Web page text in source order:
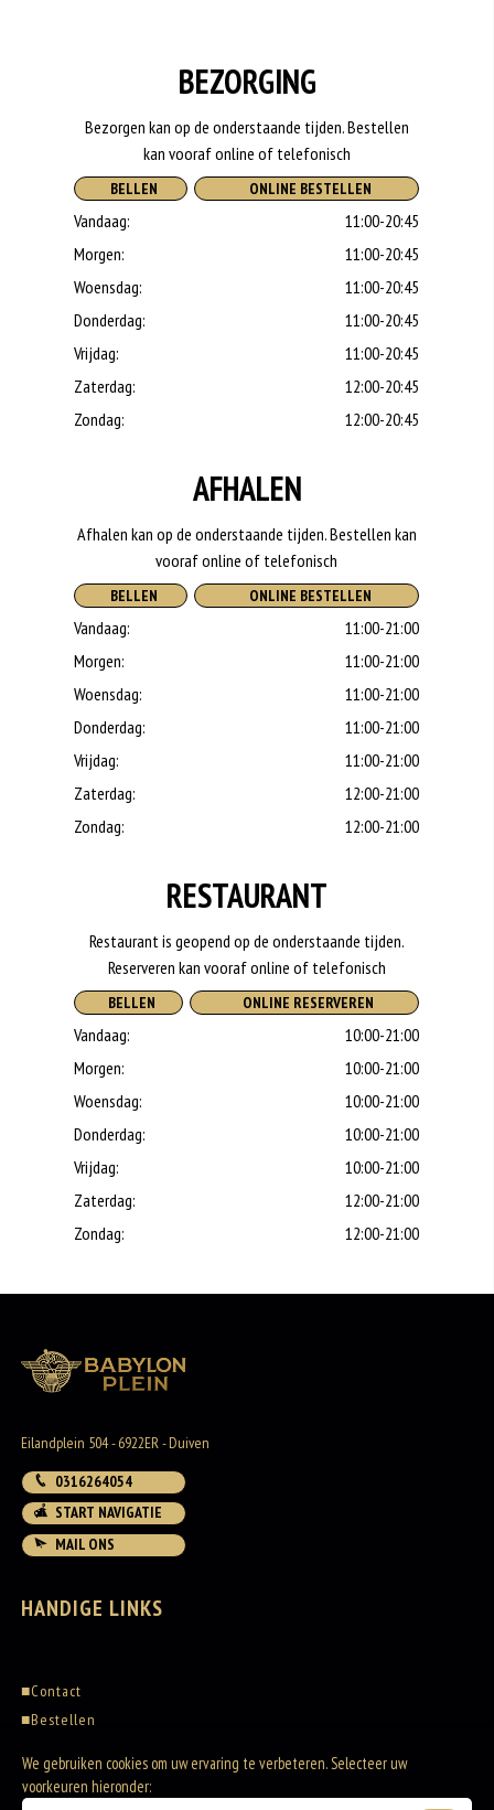
BEZORGING
Bezorgen kan op de onderstaande tijden. Bestellen
kan vooraf online of telefonisch
BELLEN ONLINE BESTELLEN
Vandaag:
11:00-20:45
Morgen:
11:00-20:45
Woensdag:
11:00-20:45
Donderdag:
11:00-20:45
Vrijdag:
11:00-20:45
Zaterdag:
12:00-20:45
Zondag:
12:00-20:45
AFHALEN
Afhalen kan op de onderstaande tijden. Bestellen kan
vooraf online of telefonisch
BELLEN ONLINE BESTELLEN
Vandaag:
11:00-21:00
Morgen:
11:00-21:00
Woensdag:
11:00-21:00
Donderdag:
11:00-21:00
Vrijdag:
11:00-21:00
Zaterdag:
12:00-21:00
Zondag:
12:00-21:00
RESTAURANT
Restaurant is geopend op de onderstaande tijden.
Reserveren kan vooraf online of telefonisch
BELLEN ONLINE RESERVEREN
Vandaag:
10:00-21:00
Morgen:
10:00-21:00
Woensdag:
10:00-21:00
Donderdag:
10:00-21:00
Vrijdag:
10:00-21:00
Zaterdag:
12:00-21:00
Zondag:
12:00-21:00
We gebruiken cookies om uw ervaring te verbeteren. Selecteer uw
voorkeuren hieronder:
Eilandplein 504 - 6922ER - Duiven
0316264054
START NAVIGATIE
MAIL ONS
HANDIGE LINKS
■Contact
■Bestellen
Algemene voorwaarden